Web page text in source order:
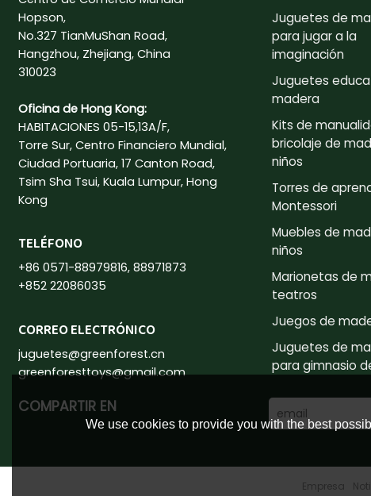
Hopson,
No.327 TianMuShan Road,
Hangzhou, Zhejiang, China
310023
Oficina de Hong Kong:
HABITACIONES 05-15,13A/F,
Torre Sur, Centro Financiero Mundial,
Ciudad Portuaria, 17 Canton Road,
Tsim Sha Tsui, Kuala Lumpur, Hong
Kong
TELÉFONO
+86 0571-88979816, 88971873
+852 22086035
CORREO ELECTRÓNICO
juguetes@greenforest.cn
greenforesttoys@gmail.com
Juguetes de
para jugar a la
imaginación
Juguetes
madera
Kits de
bricolaje de
niños
Torres de
Montessori
Muebles de
niños
Marionetas de
teatros
Juegos de
Juguetes de
para gimnasio
COMPARTIR EN
Empresa
We use cookies to provide you with the best